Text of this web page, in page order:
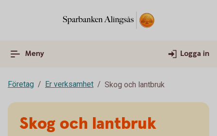
Meny Logga in
Företag Er verksamhet Skog och lantbruk
Skog och lantbruk